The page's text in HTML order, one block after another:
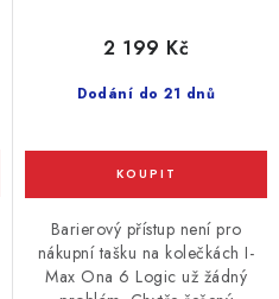
Dodání do 21 dnů
2 199 Kč
Barierový přístup není pro
nákupní tašku na kolečkách I-
Max Ona 6 Logic už žádný